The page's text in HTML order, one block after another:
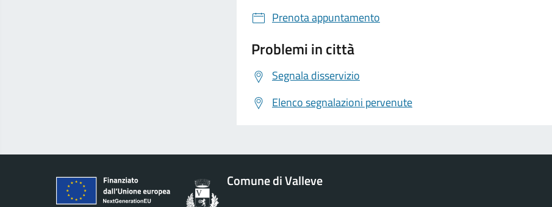
Prenota appuntamento
Problemi in città
Segnala disservizio
Elenco segnalazioni pervenute
Comune di Valleve